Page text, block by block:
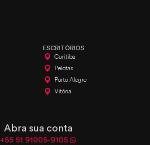
ESCRITÓRIOS
Curitiba
Pelotas
Porto Alegre
Vitória
Abra sua conta
+55 51 91005-9105